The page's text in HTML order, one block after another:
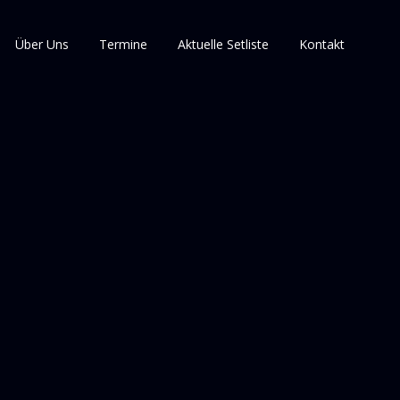
Über Uns Termine Aktuelle Setliste Kontakt